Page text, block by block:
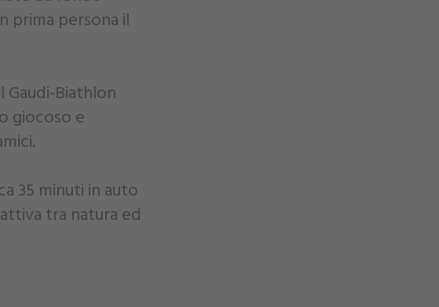
prima persona il
Gaudi-Biathlon
giocoso e
35 minuti in auto
tra natura ed